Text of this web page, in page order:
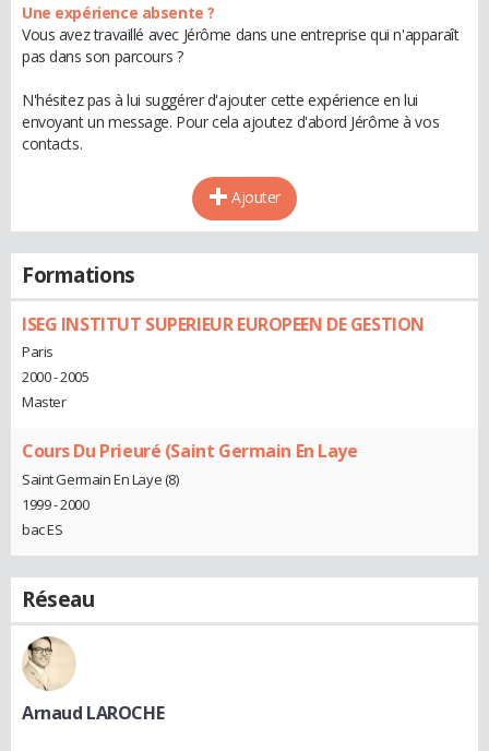
Une expérience absente ?
Vous avez travaillé avec Jérôme dans une entreprise qui n'apparaît
pas dans son parcours ?
N'hésitez pas à lui suggérer d'ajouter cette expérience en lui
envoyant un message. Pour cela ajoutez d'abord Jérôme à vos
contacts.
Ajouter
Formations
ISEG INSTITUT SUPERIEUR EUROPEEN DE GESTION
Paris
2000 - 2005
Master
Cours Du Prieuré (Saint Germain En Laye
Saint Germain En Laye (8)
1999 - 2000
bac ES
Réseau
Arnaud LAROCHE